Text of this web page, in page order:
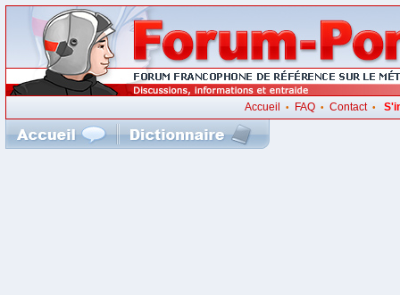
Accueil • FAQ• Contact•